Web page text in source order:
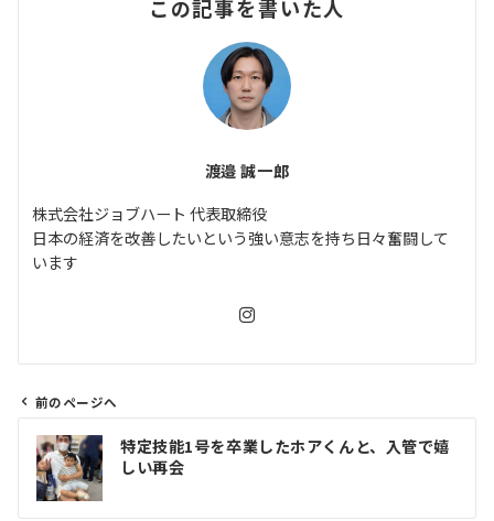
この記事を書いた人
渡邉 誠一郎
株式会社ジョブハート 代表取締役
日本の経済を改善したいという強い意志を持ち日々奮闘して
います
ビ
前のページへ
特定技能1号を卒業したホアくんと、入管で嬉
しい再会